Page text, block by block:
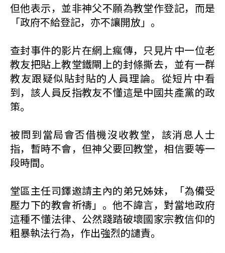
但他表示，並非神父不願為教堂作登記，而是
「政府不給登記，亦不讓開放」。
查封事件的影片在網上瘋傳，只見片中一位老
教友把貼上教堂鐵閘上的封條撕去，並有一群
教友跟疑似貼封貼的人員理論。從短片中看
到，該人員反指教友不懂這是中國共產黨的政
策。
被問到當局會否借機沒收教堂，該消息人士
指，暫時不會，但神父要回教堂，相信要等一
段時間。
堂區主任司鐸邀請主內的弟兄姊妹，「為備受
壓力下的教會祈禱」。他不諱言，對當地政府
這種不懂法律、公然踐踏破壞國家宗教信仰的
粗暴執法行為，作出強烈的譴責。